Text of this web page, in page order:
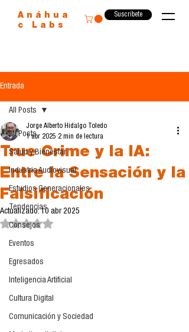
Anáhua
c Labs
Suscríbete
Entrada
All Posts
Salud y Bienestar
Industria Audiovisual
Estudios Generacionales
Tendencias
Consejos
Eventos
Egresados
Inteligencia Artificial
Cultura Digital
Comunicación y Sociedad
All Posts
True Crime y la IA:
Entre la Sensación y la
Falsificación
Jorge Alberto Hidalgo Toledo
1 abr 2025 2 min de lectura
Actualizado:10 abr 2025
Obtuvo NaN de 5 estrellas.